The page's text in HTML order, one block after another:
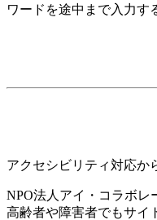
ワードを途中まで入力す
アクセシビリティ対応か
NPO法人アイ・コラボレ
高齢者や障害者でもサイ